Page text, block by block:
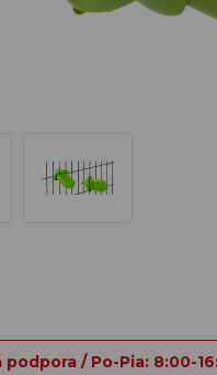
/ Po-Pia: 8:00-